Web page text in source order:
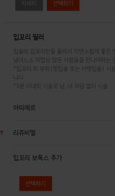
자세히
입꼬리 필러
입술의 입꼬리만을 올려서 자연스럽게 좋은
남녀노소 직업상 많은 사람들을 만나야하는
*입꼬리 외 부위(윗입술 또는 아랫입술) 시
*5분 이내의 시술로 남,녀 부담 없이 시술
아띠에르
리쥬비엘
입꼬리 보톡스 추가